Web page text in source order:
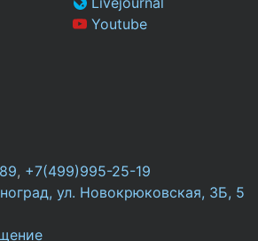
Youtube
, +7(499)995-25-19
ул. Новокрюковская, 3Б, 5